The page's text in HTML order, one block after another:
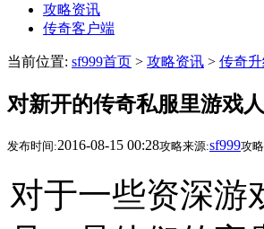
攻略资讯
传奇客户端
当前位置: sf999首页 > 攻略资讯 > 传奇
对新开的传奇私服里游戏
发布时间:2016-08-15 00:28攻略来源:sf999攻
对于一些资深游